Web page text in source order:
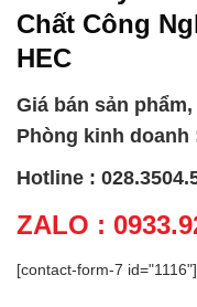
Chất Công
HEC
Giá bán sản
Phòng kinh doanh
Hotline :
ZALO :
[contact-form-7 id="1116"]